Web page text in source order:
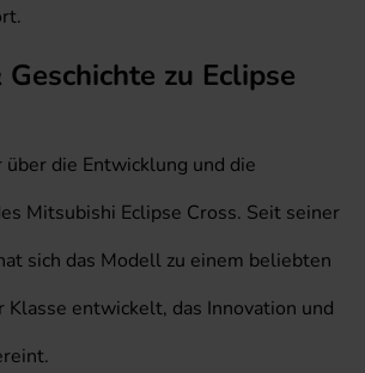
zu Eclipse
über die Entwicklung und die
Mitsubishi Eclipse Cross. Seit seiner
sich das Modell zu einem beliebten
Klasse entwickelt, das Innovation und